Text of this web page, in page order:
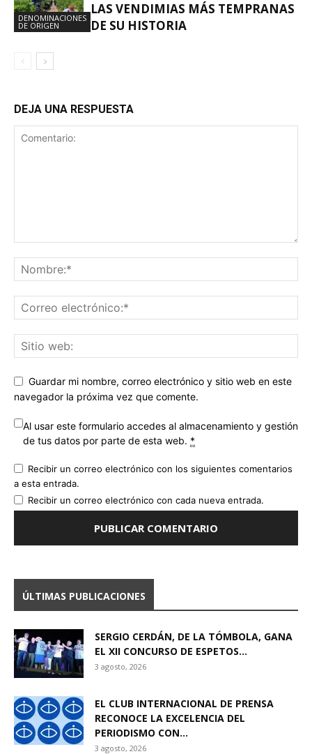
DENOMINACIONES
DE ORIGEN
LAS VENDIMIAS MÁS TEMPRANAS
DE SU HISTORIA
DEJA UNA RESPUESTA
Guardar mi nombre, correo electrónico y sitio web en este
navegador la próxima vez que comente.
Al usar este formulario accedes al almacenamiento y gestión
de tus datos por parte de esta web. *
Recibir un correo electrónico con los siguientes comentarios
a esta entrada.
Recibir un correo electrónico con cada nueva entrada.
ÚLTIMAS PUBLICACIONES
SERGIO CERDÁN, DE LA TÓMBOLA, GANA
EL XII CONCURSO DE ESPETOS...
3 agosto, 2026
EL CLUB INTERNACIONAL DE PRENSA
RECONOCE LA EXCELENCIA DEL
PERIODISMO CON...
3 agosto, 2026